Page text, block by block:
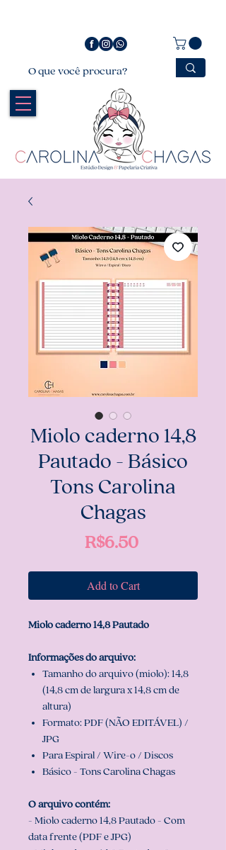
Miolo caderno 14,8
Pautado - Básico
Tons Carolina
Chagas
R$6.50Price
Add to Cart
Miolo caderno 14,8 Pautado
Informações do arquivo:
Tamanho do arquivo (miolo): 14,8
(14,8 cm de largura x 14,8 cm de
altura)
Formato: PDF (NÃO EDITÁVEL) /
JPG
Para Espiral / Wire-o / Discos
Básico - Tons Carolina Chagas
O arquivo contém:
- Miolo caderno 14,8 Pautado - Com
data frente (PDF e JPG)